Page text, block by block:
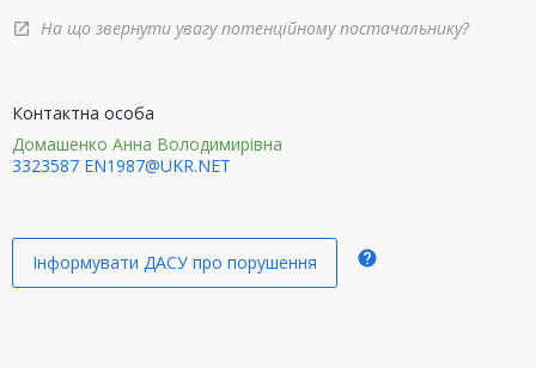
open_in_new На що звернути увагу потенційному постачальнику?
Контактна особа
Домашенко Анна Володимирівна
3323587 EN1987@UKR.NET
Інформувати ДАСУ про порушення help